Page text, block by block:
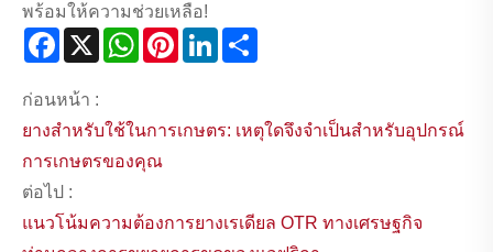
พร้อมให้ความช่วยเหลือ!
Facebook
X WhatsAppPinterestLinkedIn
ก่อนหน้า :
ยางสำหรับใช้ในการเกษตร: เหตุใดจึงจำเป็นสำหรับอุปกรณ์
การเกษตรของคุณ
ต่อไป :
แนวโน้มความต้องการยางเรเดียล OTR ทางเศรษฐกิจ